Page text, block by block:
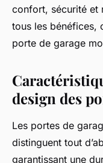
confort, sécurité et
tous les bénéfices,
porte de garage
design des
Les portes de
distinguent tout
garantissant une